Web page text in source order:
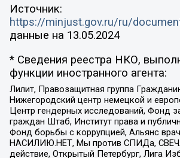
Источник:
https://minjust.gov.ru/ru/
данные на 13.05.2024
* Сведения реестра НКО,
функции иностранного агента:
Лилит, Правозащитная группа
Нижегородский центр немецкой и
Центр гендерных исследований, Фонд
граждан Штаб, Институт права и
Фонд борьбы с коррупцией, Альянс
НАСИЛИЮ.НЕТ, Мы против СПИДа,
действие, Открытый Петербург, Лига